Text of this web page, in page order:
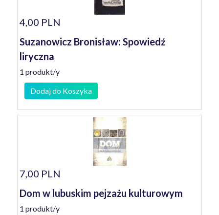
4,00 PLN
Suzanowicz Bronisław: Spowiedź
liryczna
1 produkt/y
Dodaj do Koszyka
7,00 PLN
Dom w lubuskim pejzażu kulturowym
1 produkt/y